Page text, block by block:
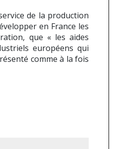
de la production
en France les
que « les aides
européens qui
comme à la fois